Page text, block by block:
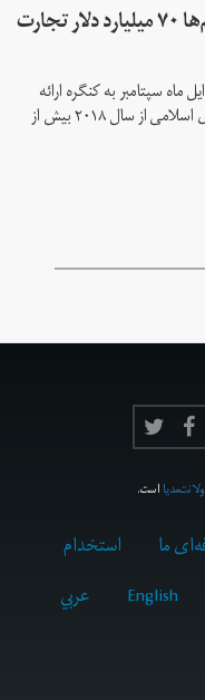
گزارش دولت آمریکا به کنگره: تحریم‌ها ۷۰ میلیارد دلار تجارت
سپتامبر به کنگره ارائه
شد، تحریم‌های دولت دونالد ترامپ علیه جمهوری اسلامی از سال ۲۰۱۸ بیش از
ولانت‌مدیااست.
ما
استخدام
English
عربي